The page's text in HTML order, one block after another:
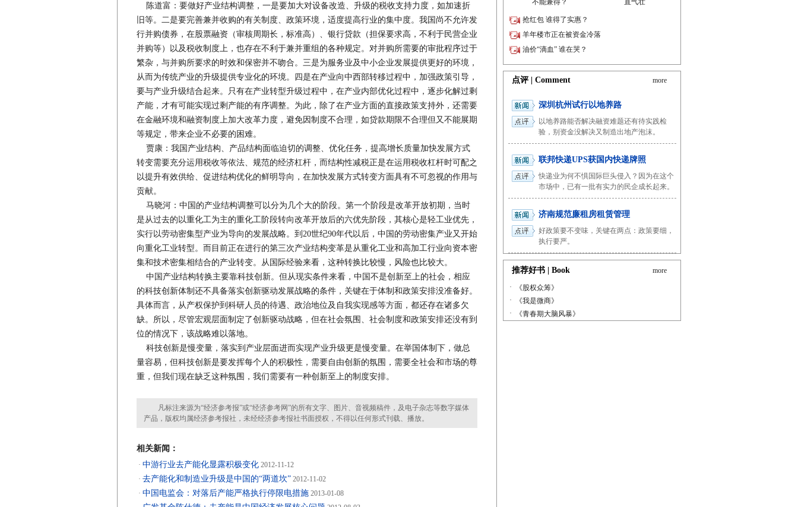
陈道富：要做好产业结构调整，一是要加大对设备改造、升级的税收支持力度，如加速折
旧等。二是要完善兼并收购的有关制度、政策环境，适度提高行业的集中度。我国尚不允许发
行并购债券，在股票融资（审核周期长，标准高）、银行贷款（担保要求高，不利于民营企业
并购等）以及税收制度上，也存在不利于兼并重组的各种规定。对并购所需要的审批程序过于
繁杂，与并购所要求的时效和保密并不吻合。三是为服务业及中小企业发展提供更好的环境，
从而为传统产业的升级提供专业化的环境。四是在产业向中西部转移过程中，加强政策引导，
要与产业升级结合起来。只有在产业转型升级过程中，在产业内部优化过程中，逐步化解过剩
产能，才有可能实现过剩产能的有序调整。为此，除了在产业方面的直接政策支持外，还需要
在金融环境和融资制度上加大改革力度，避免因制度不合理，如贷款期限不合理但又不能展期
等规定，带来企业不必要的困难。
贾康：我国产业结构、产品结构面临迫切的调整、优化任务，提高增长质量加快发展方式
转变需要充分运用税收等依法、规范的经济杠杆，而结构性减税正是在运用税收杠杆时可配之
以提升有效供给、促进结构优化的鲜明导向，在加快发展方式转变方面具有不可忽视的作用与
贡献。
马晓河：中国的产业结构调整可以分为几个大的阶段。第一个阶段是改革开放初期，当时
是从过去的以重化工为主的重化工阶段转向改革开放后的六优先阶段，其核心是轻工业优先，
实行以劳动密集型产业为导向的发展战略。到20世纪90年代以后，中国的劳动密集产业又开始
向重化工业转型。而目前正在进行的第三次产业结构变革是从重化工业和高加工行业向资本密
集和技术密集相结合的产业转变。从国际经验来看，这种转换比较慢，风险也比较大。
中国产业结构转换主要靠科技创新。但从现实条件来看，中国不是创新至上的社会，相应
的科技创新体制还不具备落实创新驱动发展战略的条件，关键在于体制和政策安排没准备好。
具体而言，从产权保护到科研人员的待遇、政治地位及自我实现感等方面，都还存在诸多欠
缺。所以，尽管宏观层面制定了创新驱动战略，但在社会氛围、社会制度和政策安排还没有到
位的情况下，该战略难以落地。
科技创新是慢变量，落实到产业层面进而实现产业升级更是慢变量。在举国体制下，做总
量容易，但科技创新是要发挥每个人的积极性，需要自由创新的氛围，需要全社会和市场的尊
重，但我们现在缺乏这种氛围，我们需要有一种创新至上的制度安排。
凡标注来源为“经济参考报”或“经济参考网”的所有文字、图片、音视频稿件，及电子杂志等数字媒体
产品，版权均属经济参考报社，未经经济参考报社书面授权，不得以任何形式刊载、播放。
相关新闻：
· 中游行业去产能化显露积极变化 2012-11-12
· 去产能化和制造业升级是中国的“两道坎” 2012-11-02
· 中国电监会：对落后产能严格执行停限电措施 2013-01-08